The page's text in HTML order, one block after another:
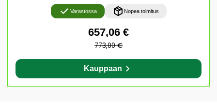
Varastossa Nopea toimitus
657,06 €
773,00 €
Kauppaan